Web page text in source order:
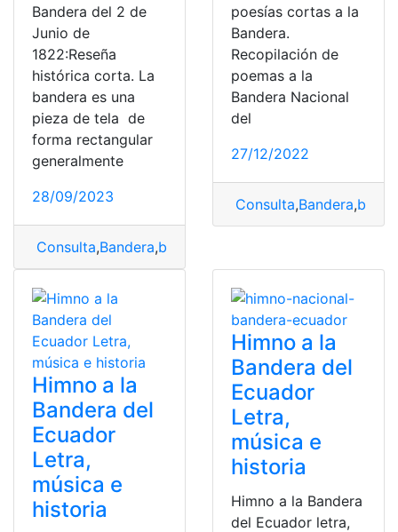
Bandera del 2 de
Junio de
1822:Reseña
histórica corta. La
bandera es una
pieza de tela de
forma rectangular
generalmente
28/09/2023
Consulta,Bandera,bandera nacional
poesías cortas a la
Bandera.
Recopilación de
poemas a la
Bandera Nacional
del
27/12/2022
Consulta,Bandera,
Himno a la
Bandera del
Ecuador
Letra,
música e
historia
Himno a la
Bandera del
Ecuador
Letra,
música e
historia
Himno a la Bandera
del Ecuador letra,